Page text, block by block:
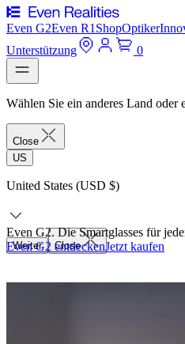
Even G2Even R1 ShopOptiker
Unterstützung
0
Wählen Sie ein anderes Land oder
Close
US
United States (USD $)
Weiter Close
Even G2. Die Smartglasses für
Even G2 entdeckenJetzt kaufen